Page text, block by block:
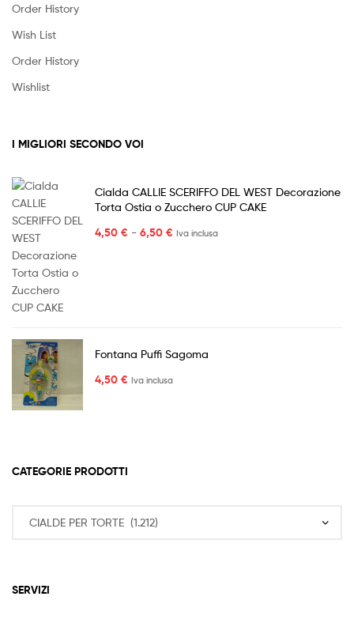
Order History
Wish List
Order History
Wishlist
I MIGLIORI SECONDO VOI
Cialda CALLIE SCERIFFO DEL WEST Decorazione
Torta Ostia o Zucchero CUP CAKE
4,50 € - 6,50 € Fascia
Iva inclusa
Fontana Puffi Sagoma
4,50 € Iva inclusa
CATEGORIE PRODOTTI
SERVIZI